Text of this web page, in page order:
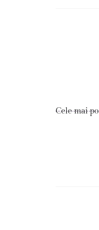
Cele mai